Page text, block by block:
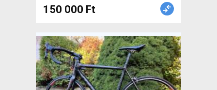
150 000 Ft